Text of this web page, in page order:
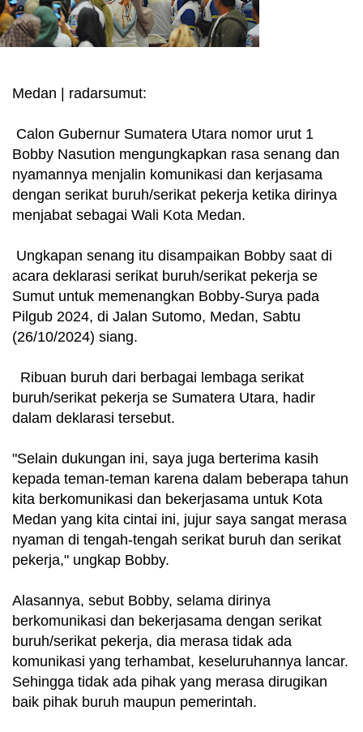
Medan | radarsumut:
Calon Gubernur Sumatera Utara nomor urut 1
Bobby Nasution mengungkapkan rasa senang dan
nyamannya menjalin komunikasi dan kerjasama
dengan serikat buruh/serikat pekerja ketika dirinya
menjabat sebagai Wali Kota Medan.
Ungkapan senang itu disampaikan Bobby saat di
acara deklarasi serikat buruh/serikat pekerja se
Sumut untuk memenangkan Bobby-Surya pada
Pilgub 2024, di Jalan Sutomo, Medan, Sabtu
(26/10/2024) siang.
Ribuan buruh dari berbagai lembaga serikat
buruh/serikat pekerja se Sumatera Utara, hadir
dalam deklarasi tersebut.
"Selain dukungan ini, saya juga berterima kasih
kepada teman-teman karena dalam beberapa tahun
kita berkomunikasi dan bekerjasama untuk Kota
Medan yang kita cintai ini, jujur saya sangat merasa
nyaman di tengah-tengah serikat buruh dan serikat
pekerja," ungkap Bobby.
Alasannya, sebut Bobby, selama dirinya
berkomunikasi dan bekerjasama dengan serikat
buruh/serikat pekerja, dia merasa tidak ada
komunikasi yang terhambat, keseluruhannya lancar.
Sehingga tidak ada pihak yang merasa dirugikan
baik pihak buruh maupun pemerintah.